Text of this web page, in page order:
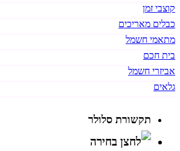
קוצבי זמן
כבלים מאריכים
מתאמי חשמל
בית חכם
אביזרי חשמל
גלאים
תקשורת סלולר